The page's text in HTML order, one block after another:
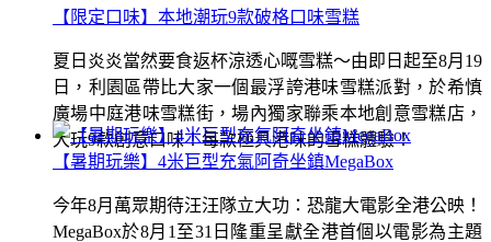
【限定口味】本地潮玩9款破格口味雪糕
夏日炎炎當然要食返杯涼透心嘅雪糕～由即日起至8月19
日，利園區帶比大家一個最浮誇港味雪糕派對，於希慎
廣場中庭港味雪糕街，場內獨家聯乘本地創意雪糕店，
大玩9款創意口味！每款極具港味的雪糕體驗！
【暑期玩樂】4米巨型充氣阿奇坐鎮MegaBox
今年8月萬眾期待汪汪隊立大功：恐龍大電影全港公映！
MegaBox於8月1至31日隆重呈獻全港首個以電影為主題